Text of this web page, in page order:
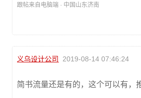
跟帖来自电脑端 · 中国山东济南
义乌设计公司 2019-08-14 07:46:24
简书流量还是有的，这个可以有，